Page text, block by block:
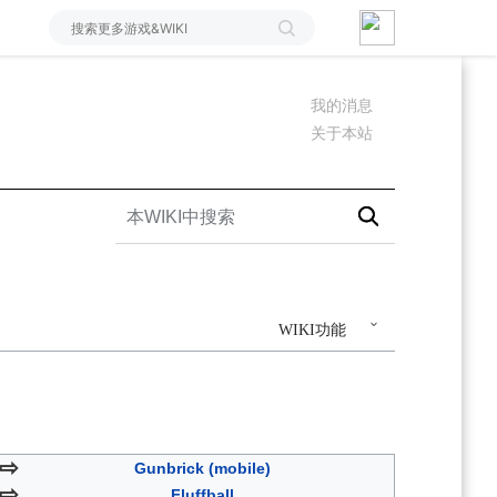
我的消息
关于本站
WIKI功能
⇨ Gunbrick (mobile)